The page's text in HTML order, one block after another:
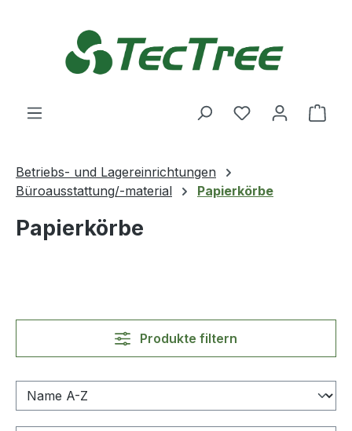
Du hast 0
Betriebs- und Lagereinrichtungen
Büroausstattung/-material
Papierkörbe
Papierkörbe
Produkte filtern